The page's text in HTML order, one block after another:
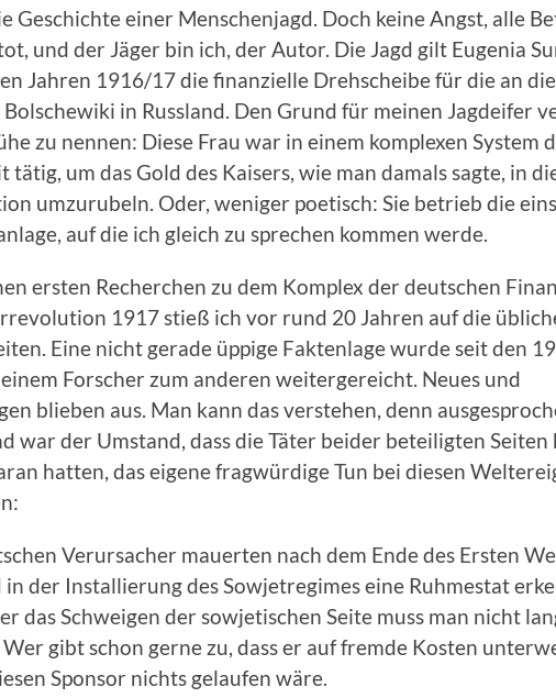
Geschichte einer Menschenjagd. Doch keine Angst, alle
und der Jäger bin ich, der Autor. Die Jagd gilt Eugenia
Jahren 1916/17 die finanzielle Drehscheibe für die an
in Russland. Den Grund für meinen Jagdeifer
zu nennen: Diese Frau war in einem komplexen System
tätig, um das Gold des Kaisers, wie man damals sagte, in
umzurubeln. Oder, weniger poetisch: Sie betrieb die
auf die ich gleich zu sprechen kommen werde.
ersten Recherchen zu dem Komplex der deutschen
1917 stieß ich vor rund 20 Jahren auf die
Eine nicht gerade üppige Faktenlage wurde seit den
Forscher zum anderen weitergereicht. Neues und
blieben aus. Man kann das verstehen, denn
war der Umstand, dass die Täter beider beteiligten Seiten
hatten, das eigene fragwürdige Tun bei diesen
Verursacher mauerten nach dem Ende des Ersten
in der Installierung des Sowjetregimes eine Ruhmestat
das Schweigen der sowjetischen Seite muss man nicht
gibt schon gerne zu, dass er auf fremde Kosten
Sponsor nichts gelaufen wäre.